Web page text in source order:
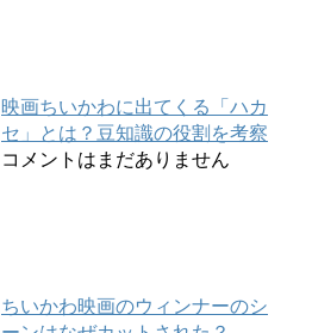
映画ちいかわに出てくる「ハカ
セ」とは？豆知識の役割を考察
コメントはまだありません
ちいかわ映画のウィンナーのシ